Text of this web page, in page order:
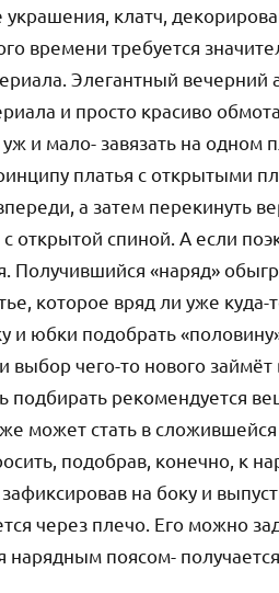
клатч,
времени требуется
Элегантный вечерний
и просто красиво
и мало- завязать на
платья с открытыми
а затем перекинуть
открытой спиной. А если
«наряд»
которое вряд ли уже
и юбки подобрать
чего-то нового
подбирать рекомендуется
может стать в
подобрав, конечно, к
зафиксировав на боку и
через плечо. Его можно
нарядным поясом-